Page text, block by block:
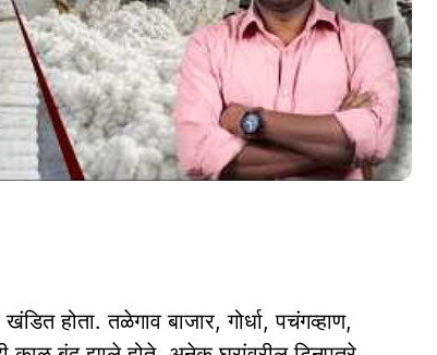
होता. तळेगाव बाजार, गोर्धा, पचंगव्हाण,